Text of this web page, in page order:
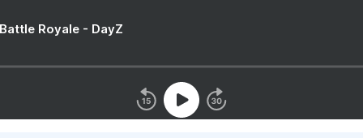
Royale - DayZ